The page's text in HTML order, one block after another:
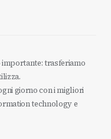
trasferiamo
giorno con i migliori
technology e